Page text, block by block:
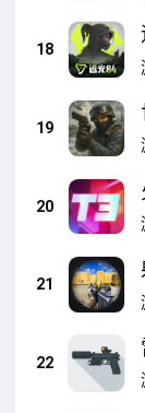
18
19
20
21
22